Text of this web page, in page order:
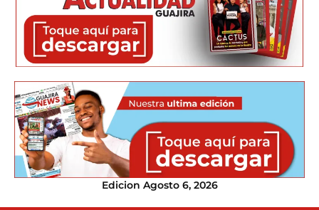
Edicion Agosto 6, 2026